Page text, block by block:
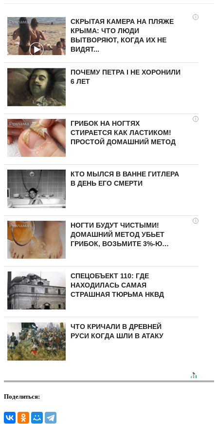
i
СКРЫТАЯ КАМЕРА НА ПЛЯЖЕ
КРЫМА: ЧТО ЛЮДИ
ВЫТВОРЯЮТ, КОГДА ИХ НЕ
ВИДЯТ...
ПОЧЕМУ ПЕТРА I НЕ ХОРОНИЛИ
6 ЛЕТ
i
ГРИБОК НА НОГТЯХ
СТИРАЕТСЯ КАК ЛАСТИКОМ!
ПРОСТОЙ ДОМАШНИЙ МЕТОД
КТО МЫЛСЯ В ВАННЕ ГИТЛЕРА
В ДЕНЬ ЕГО СМЕРТИ
i
НОГТИ БУДУТ ЧИСТЫМИ!
ДОМАШНИЙ МЕТОД УБЬЕТ
ГРИБОК, ВОЗЬМИТЕ 3%-Ю…
СПЕЦОБЪЕКТ 110: ГДЕ
НАХОДИЛАСЬ САМАЯ
СТРАШНАЯ ТЮРЬМА НКВД
ЧТО КРИЧАЛИ В ДРЕВНЕЙ
РУСИ КОГДА ШЛИ В АТАКУ
Поделиться: